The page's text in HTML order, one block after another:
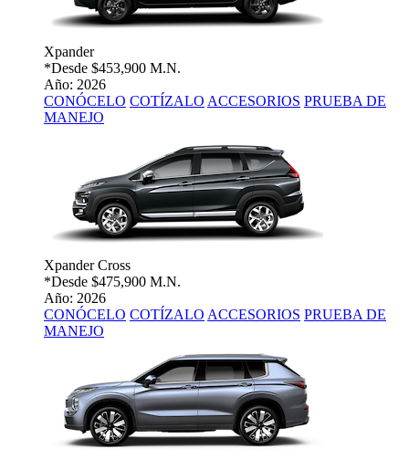
Xpander
*Desde $453,900 M.N.
Año: 2026
CONÓCELO COTÍZALO ACCESORIOS PRUEBA DE
MANEJO
Xpander Cross
*Desde $475,900 M.N.
Año: 2026
CONÓCELO COTÍZALO ACCESORIOS PRUEBA DE
MANEJO